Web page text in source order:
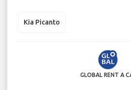
Kia Picanto
GLOBAL RENT A